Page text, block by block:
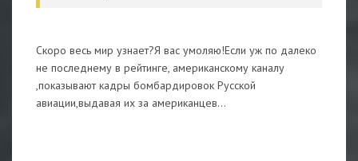
Скоро весь мир узнает?Я вас умоляю!Если уж по далеко
не последнему в рейтинге, американскому каналу
,показывают кадры бомбардировок Русской
авиации,выдавая их за американцев...